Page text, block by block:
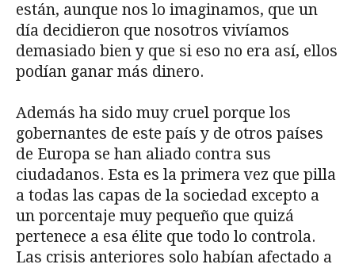
están, aunque nos lo imaginamos, que un
día decidieron que nosotros vivíamos
demasiado bien y que si eso no era así, ellos
podían ganar más dinero.
Además ha sido muy cruel porque los
gobernantes de este país y de otros países
de Europa se han aliado contra sus
ciudadanos. Esta es la primera vez que pilla
a todas las capas de la sociedad excepto a
un porcentaje muy pequeño que quizá
pertenece a esa élite que todo lo controla.
Las crisis anteriores solo habían afectado a